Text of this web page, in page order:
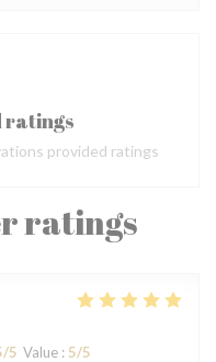
ratings
/5 Value : 5/5
ratings
provided ratings